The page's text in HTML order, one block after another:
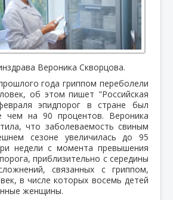
Вероника Скворцова.
года гриппом переболели
об этом пишет "Российская
эпидпорог в стране был
чем на 90 процентов. Вероника
что заболеваемость свиным
сезоне увеличилась до 95
недели с момента превышения
приблизительно с середины
связанных с гриппом,
в числе которых восемь детей
женщины.